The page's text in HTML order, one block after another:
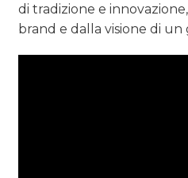
di tradizione e
brand e dalla visione di un